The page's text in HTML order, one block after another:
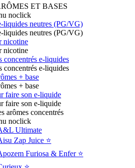
ET BASES
noclick
liquides neutres (PG/VG)
liquides neutres (PG/VG)
nicotine
nicotine
concentrés e-liquides
concentrés e-liquides
+ base
+ base
faire son e-liquide
faire son e-liquide
arômes concentrés
noclick
Ultimate
Zap Juice ⭐️
Furiosa & Enfer ⭐️